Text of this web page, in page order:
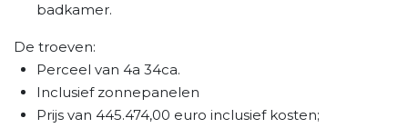
badkamer.
De troeven:
Perceel van 4a 34ca.
Inclusief zonnepanelen
Prijs van 445.474,00 euro inclusief kosten;